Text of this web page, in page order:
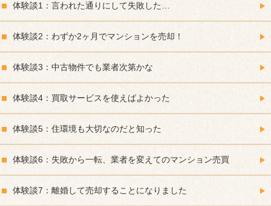
体験談1：言われた通りにして失敗した…
体験談2：わずか2ヶ月でマンションを売却！
体験談3：中古物件でも業者次第かな
体験談4：買取サービスを使えばよかった
体験談5：住環境も大切なのだと知った
体験談6：失敗から一転、業者を変えてのマンション売買
体験談7：離婚して売却することになりました